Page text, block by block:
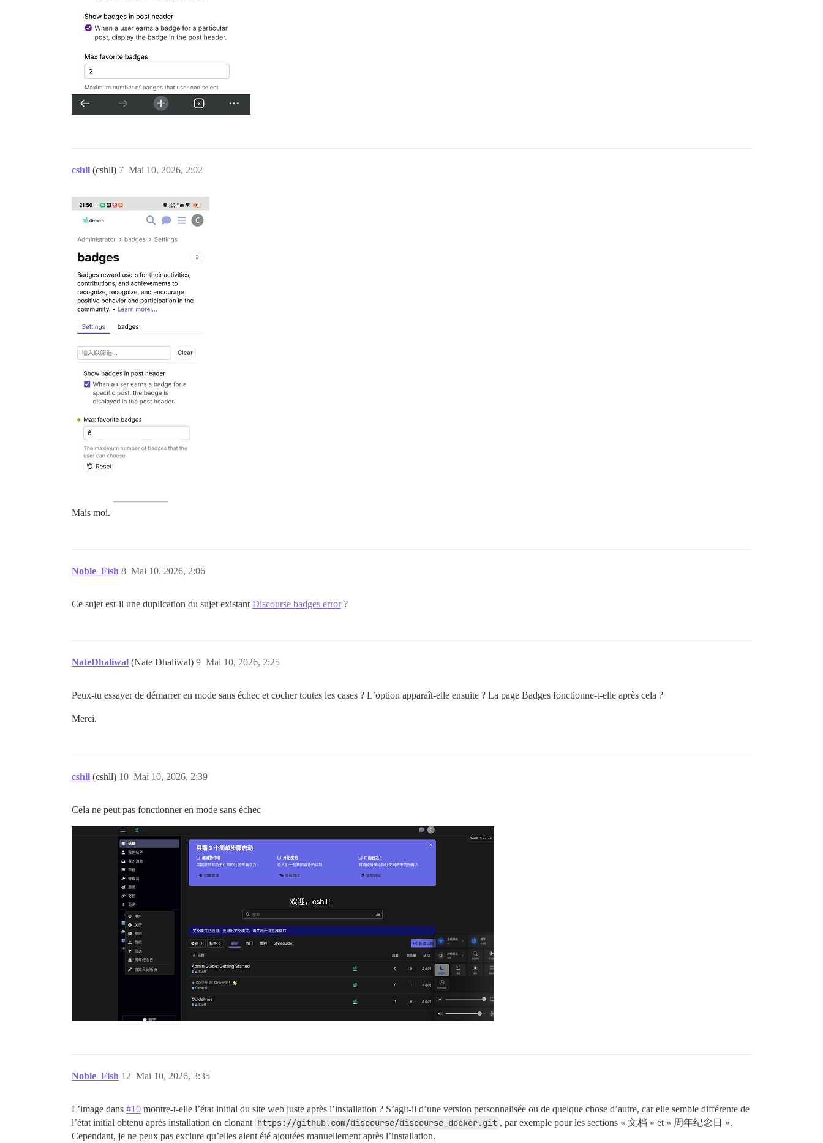
cshll (cshll) Mai 10, 2026, 2:02
7
Mais moi.
Noble_Fish Mai 10, 2026, 2:06
8
Ce sujet est-il une duplication du sujet existant Discourse badges error?
NateDhaliwal (Nate Dhaliwal) Mai 10, 2026, 2:25
9
Peux-tu essayer de démarrer en mode sans échec et cocher toutes les cases ? L’option apparaît-elle ensuite ? La page Badges fonctionne-t-elle après cela ?
Merci.
cshll (cshll) Mai 10, 2026, 2:39
10
Cela ne peut pas fonctionner en mode sans échec
Noble_Fish Mai 10, 2026, 3:35
12
L’image dans #10 montre-t-elle l’état initial du site web juste après l’installation ? S’agit-il d’une version personnalisée ou de quelque chose d’autre, car elle semble différente de
l’état initial obtenu après installation en clonant https://github.com/discourse/discourse_docker.git , par exemple pour les sections « 文档 » et « 周年纪念日 ».
Cependant, je ne peux pas exclure qu’elles aient été ajoutées manuellement après l’installation.